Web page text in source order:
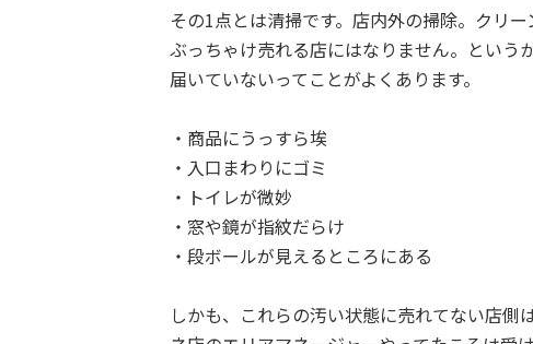
その1点とは清掃です。店内外の掃除。クリ
ぶっちゃけ売れる店にはなりません。という
届いていないってことがよくあります。
・商品にうっすら埃
・入口まわりにゴミ
・トイレが微妙
・窓や鏡が指紋だらけ
・段ボールが見えるところにある
しかも、これらの汚い状態に売れてない店